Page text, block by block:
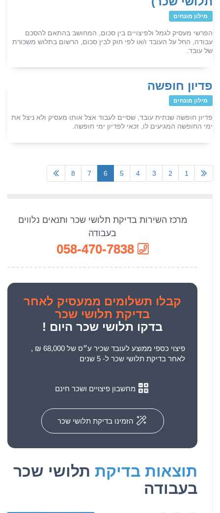
מילון מונחים
הפרשי מעסיק לגמל ולפיצויים בין סכום, המחושב בהתאם להסכם
עבודה, החל על העובד ו/או לפי חוק לבין סכום, הרשום בתלוש משכורת
של עובד.
פדיון חופשה
מילון מונחים
פדיון חופשה שנתית עובד, שסיים לעבוד אצל אותו מעסיק ולא ניצל את
ימי החופשה המגיעים לו, זכאי לפדיון ימי חופשה.
1
2
3
4
5
6
7
8
מרכז השירות בדיקת תלושי שכר ותנאים נלווים
בעבודה
058-470-7838
קבלו תשלומים ממעסיק לאחר
בדיקת תלושי שכר
בדקו תלושי שכר היום !
פיצוי כספי ממוצע לעובד שכיר ע״ס של 68,000 ₪ ,
לאחר בדיקת תלושי שכר ל- 5 שנים
מחשבון פיצויים ושכר חינם
תוצאות בדיקת תלושי שכר
בעבודה